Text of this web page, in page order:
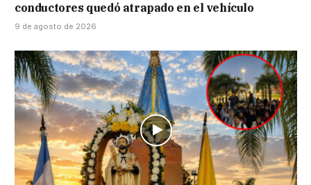
conductores quedó atrapado en el vehículo
9 de agosto de 2026